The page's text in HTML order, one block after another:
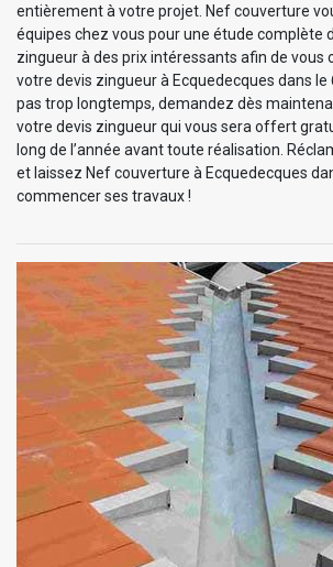
entièrement à votre projet. Nef couverture
équipes chez vous pour une étude complète
zingueur à des prix intéressants afin de
votre devis zingueur à Ecquedecques dans le
pas trop longtemps, demandez dès
votre devis zingueur qui vous sera offert
long de l’année avant toute réalisation.
et laissez Nef couverture à Ecquedecques
commencer ses travaux !